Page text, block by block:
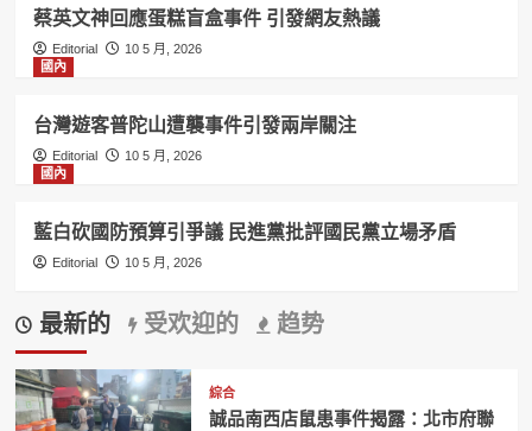
蔡英文神回應蛋糕盲盒事件 引發網友熱議
Editorial
10 5 月, 2026
國內
台灣遊客普陀山遭襲事件引發兩岸關注
Editorial
10 5 月, 2026
國內
藍白砍國防預算引爭議 民進黨批評國民黨立場矛盾
Editorial 10 5 月, 2026
最新的 受欢迎的 趋势
綜合
誠品南西店鼠患事件揭露：北市府聯